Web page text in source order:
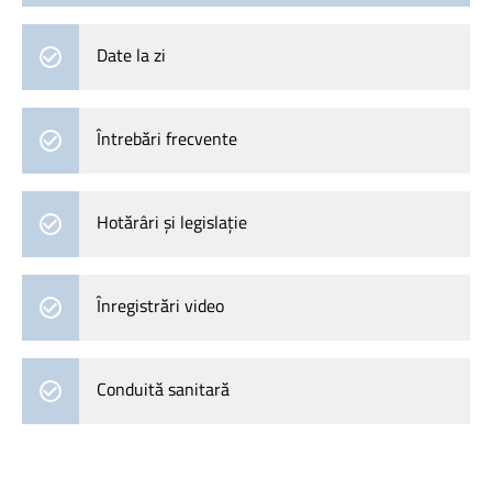
Date la zi
Întrebări frecvente
Hotărâri și legislație
Înregistrări video
Conduită sanitară